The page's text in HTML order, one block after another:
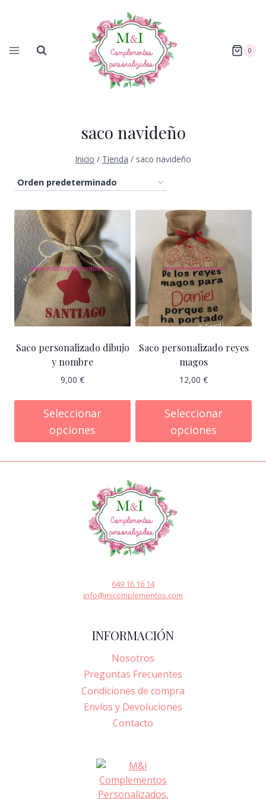
0
saco navideño
Inicio / Tienda / saco navideño
Saco personalizado dibujo
y nombre
9,00 €
Seleccionar
opciones
Saco personalizado reyes
magos
12,00 €
Seleccionar
opciones
649 16 16 14
info@micomplementos.com
INFORMACIÓN
Nosotros
Preguntas Frecuentes
Condiciones de compra
Envíos y Devoluciones
Contacto